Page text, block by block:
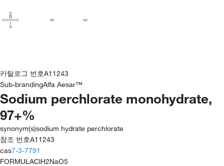
카탈로그 번호A11243
Sub-brandingAlfa Aesar™
Sodium perchlorate monohydrate,
97+%
synonym(s)sodium hydrate perchlorate
참조 번호A11243
cas7-3-7791
FORMULAClH2NaO5